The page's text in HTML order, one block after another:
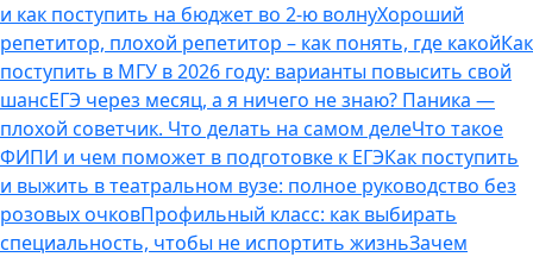
и как поступить на бюджет во 2‑ю волнуХороший
репетитор, плохой репетитор – как понять, где какойКак
поступить в МГУ в 2026 году: варианты повысить свой
шансЕГЭ через месяц, а я ничего не знаю? Паника —
плохой советчик. Что делать на самом делеЧто такое
ФИПИ и чем поможет в подготовке к ЕГЭКак поступить
и выжить в театральном вузе: полное руководство без
розовых очковПрофильный класс: как выбирать
специальность, чтобы не испортить жизньЗачем